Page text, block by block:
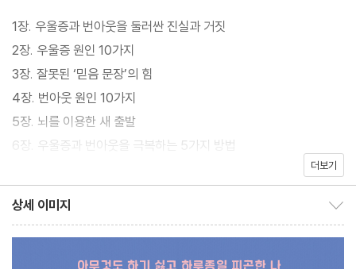
고 유쾌한 지름길이 될 것이다.
1장. 우울증과 번아웃을 둘러싼 진실과 거짓
2장. 우울증 원인 10가지
3장. 잘못된 ‘믿음 문장’의 힘
4장. 번아웃 원인 10가지
5장. 뇌를 이용한 새 출발
6장. 우울증과 번아웃을 극복하는 5가지 방법
주
더보기
상세 이미지